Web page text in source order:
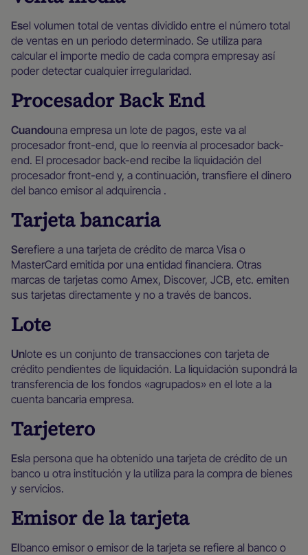
‍Esel volumen total de ventas dividido entre el número total
de ventas en un periodo determinado. Se utiliza para
calcular el importe medio de cada compra empresay así
poder detectar cualquier irregularidad.
Procesador Back End
‍Cuandouna empresa un lote de pagos, este va al
procesador front-end, que lo reenvía al procesador back-
end. El procesador back-end recibe la liquidación del
procesador front-end y, a continuación, transfiere el dinero
del banco emisor al adquirencia .
Tarjeta bancaria
‍Serefiere a una tarjeta de crédito de marca Visa o
MasterCard emitida por una entidad financiera. Otras
marcas de tarjetas como Amex, Discover, JCB, etc. emiten
sus tarjetas directamente y no a través de bancos.
Lote
‍Unlote es un conjunto de transacciones con tarjeta de
crédito pendientes de liquidación. La liquidación supondrá la
transferencia de los fondos «agrupados» en el lote a la
cuenta bancaria empresa.
Tarjetero
‍Esla persona que ha obtenido una tarjeta de crédito de un
banco u otra institución y la utiliza para la compra de bienes
y servicios.
Emisor de la tarjeta
‍Elbanco emisor o emisor de la tarjeta se refiere al banco o